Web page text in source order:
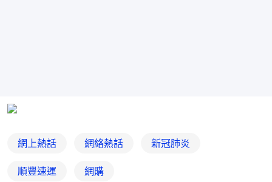
網上熱話 網絡熱話 新冠肺炎
順豐速運 網購